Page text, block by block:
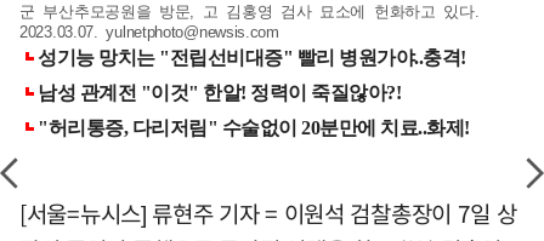
군 부산추모공원을 방문, 고 김홍영 검사 묘소에 헌화하고 있다.
2023.03.07.yulnetphoto@newsis.com
[서울=뉴시스] 류현주 기자 = 이원석 검찰총장이 7일 상